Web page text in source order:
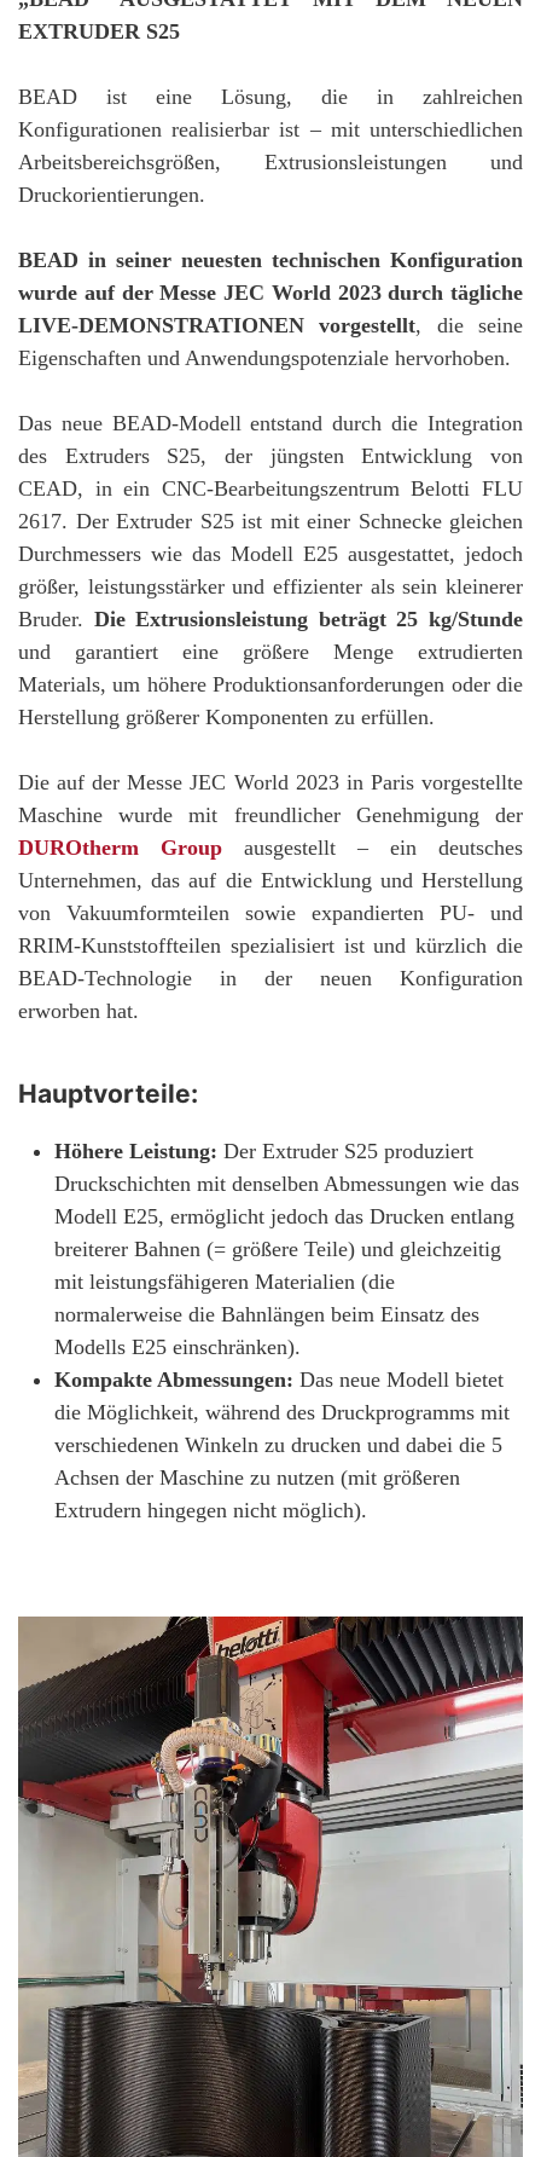
EXTRUDER S25
BEAD ist eine Lösung, die in zahlreichen
Konfigurationen realisierbar ist – mit unterschiedlichen
Arbeitsbereichsgrößen, Extrusionsleistungen und
Druckorientierungen.
BEAD in seiner neuesten technischen Konfiguration
wurde auf der Messe JEC World 2023 durch tägliche
LIVE-DEMONSTRATIONEN vorgestellt, die seine
Eigenschaften und Anwendungspotenziale hervorhoben.
Das neue BEAD-Modell entstand durch die Integration
des Extruders S25, der jüngsten Entwicklung von
CEAD, in ein CNC-Bearbeitungszentrum Belotti FLU
2617. Der Extruder S25 ist mit einer Schnecke gleichen
Durchmessers wie das Modell E25 ausgestattet, jedoch
größer, leistungsstärker und effizienter als sein kleinerer
Bruder. Die Extrusionsleistung beträgt 25 kg/Stunde
und garantiert eine größere Menge extrudierten
Materials, um höhere Produktionsanforderungen oder die
Herstellung größerer Komponenten zu erfüllen.
Die auf der Messe JEC World 2023 in Paris vorgestellte
Maschine wurde mit freundlicher Genehmigung der
DUROtherm Group ausgestellt – ein deutsches
Unternehmen, das auf die Entwicklung und Herstellung
von Vakuumformteilen sowie expandierten PU- und
RRIM-Kunststoffteilen spezialisiert ist und kürzlich die
BEAD-Technologie in der neuen Konfiguration
erworben hat.
Hauptvorteile:
Höhere Leistung: Der Extruder S25 produziert
Druckschichten mit denselben Abmessungen wie das
Modell E25, ermöglicht jedoch das Drucken entlang
breiterer Bahnen (= größere Teile) und gleichzeitig
mit leistungsfähigeren Materialien (die
normalerweise die Bahnlängen beim Einsatz des
Modells E25 einschränken).
Kompakte Abmessungen: Das neue Modell bietet
die Möglichkeit, während des Druckprogramms mit
verschiedenen Winkeln zu drucken und dabei die 5
Achsen der Maschine zu nutzen (mit größeren
Extrudern hingegen nicht möglich).